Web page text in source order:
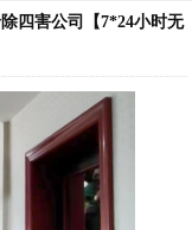
四害公司【7*24小时无